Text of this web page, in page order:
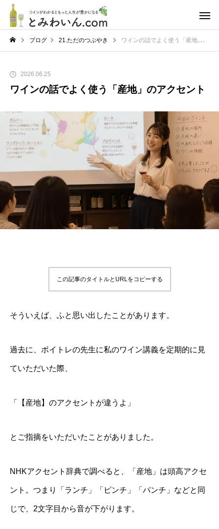
ブログ 21.ただのつぶやき ワインの話でよく使う「産地」のアクセント
2026.06.25
ワインの話でよく使う「産地」のアクセント
この記事のタイトルとURLをコピーする
そういえば、ふと思い出したことがあります。
過去に、ボイトレの先生に私のワイン講義を定期的に見
ていただいた際、
「【産地】のアクセントが違うよ」
とご指摘をいただいたことがありました。
NHKアクセント辞典で調べると、「産地」は頭高アクセ
ント。つまり「ランチ」「ピンチ」「パンチ」などと同
じで、2文字目から音が下がります。